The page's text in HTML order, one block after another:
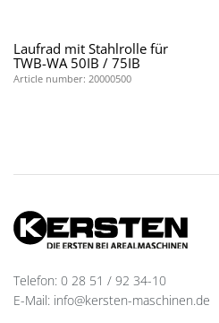
Laufrad mit Stahlrolle für
TWB-WA 50IB / 75IB
Article number: 20000500
Telefon: 0 28 51 / 92 34-10
E-Mail: info@kersten-maschinen.de